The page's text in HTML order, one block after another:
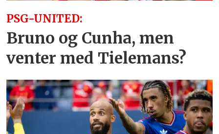
PSG-UNITED:
Bruno og Cunha, men
venter med Tielemans?